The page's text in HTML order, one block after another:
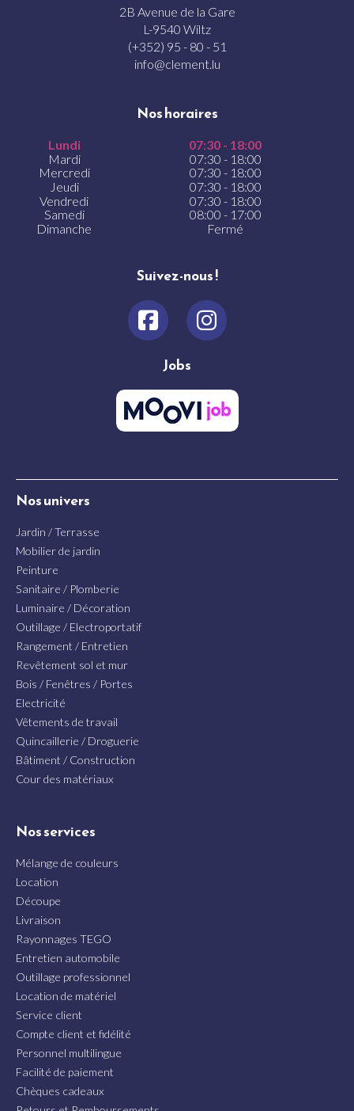
2B Avenue de la Gare
L-9540 Wiltz
(+352) 95 - 80 - 51
info@clement.lu
Nos horaires
Lundi
07:30 - 18:00
Mardi
07:30 - 18:00
Mercredi
07:30 - 18:00
Jeudi
07:30 - 18:00
Vendredi
07:30 - 18:00
Samedi
08:00 - 17:00
Dimanche
Fermé
Suivez-nous !
Jobs
Nos univers
Jardin / Terrasse
Mobilier de jardin
Peinture
Sanitaire / Plomberie
Luminaire / Décoration
Outillage / Electroportatif
Rangement / Entretien
Revêtement sol et mur
Bois / Fenêtres / Portes
Electricité
Vêtements de travail
Quincaillerie / Droguerie
Bâtiment / Construction
Cour des matériaux
Nos services
Mélange de couleurs
Location
Découpe
Livraison
Rayonnages TEGO
Entretien automobile
Outillage professionnel
Location de matériel
Service client
Compte client et fidélité
Personnel multilingue
Facilité de paiement
Chèques cadeaux